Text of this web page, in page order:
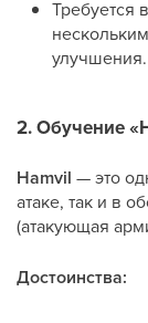
Требуется
улучшения.
2. Обучение
Hamvil — это
атаке, так и в
(атакующая
Достоинства: